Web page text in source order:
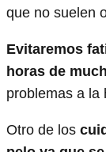
que no suelen
Evitaremos
horas de
problemas a la
Otro de los